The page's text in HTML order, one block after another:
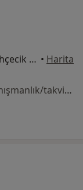
Barbaros Mah. Mimar Sinan Cd. Bahçecik Sk. No:1/1, İstanbul • Harita
Bu uzman ilgili adres için online danışmanlık/takvim sunmuyor.